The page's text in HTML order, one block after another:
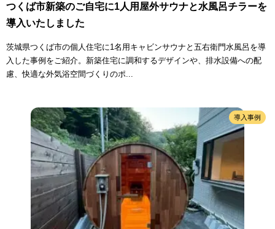
つくば市新築のご自宅に1人用屋外サウナと水風呂チラーを
導入いたしました
茨城県つくば市の個人住宅に1名用キャビンサウナと五右衛門水風呂を導
入した事例をご紹介。新築住宅に調和するデザインや、排水設備への配
慮、快適な外気浴空間づくりのポ...
導入事例